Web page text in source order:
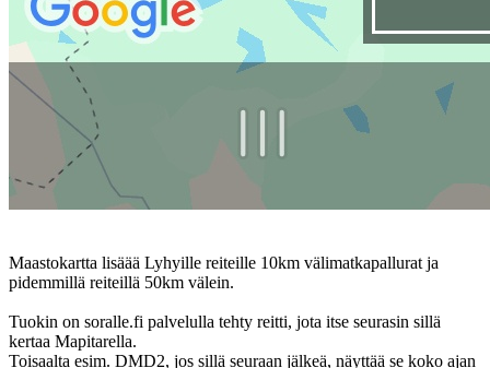
Maastokartta lisäää Lyhyille reiteille 10km välimatkapallurat ja
pidemmillä reiteillä 50km välein.
Tuokin on soralle.fi palvelulla tehty reitti, jota itse seurasin sillä
kertaa Mapitarella.
Toisaalta esim. DMD2, jos sillä seuraan jälkeä, näyttää se koko ajan